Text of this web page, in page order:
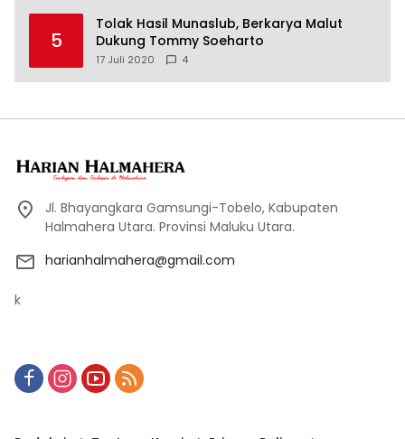
5
Tolak Hasil Munaslub, Berkarya Malut
Dukung Tommy Soeharto
17 Juli 2020 4
Jl. Bhayangkara Gamsungi-Tobelo, Kabupaten
Halmahera Utara. Provinsi Maluku Utara.
harianhalmahera@gmail.com
k